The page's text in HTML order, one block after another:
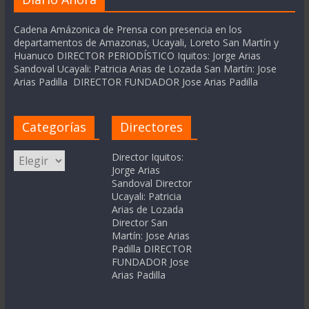
Cadena Amázonica de Prensa con presencia en los
departamentos de Amazonas, Ucayali, Loreto San Martín y
Huanuco DIRECTOR PERIODÍSTICO Iquitos: Jorge Arias
Sandoval Ucayali: Patricia Arias de Lozada San Martín: Jose
Arias Padilla DIRECTOR FUNDADOR Jose Arias Padilla
Categorías
Categorías
Directores
Director Iquitos:
Jorge Arias
Sandoval Director
Ucayali: Patricia
Arias de Lozada
Director San
Martín: Jose Arias
Padilla DIRECTOR
FUNDADOR Jose
Arias Padilla